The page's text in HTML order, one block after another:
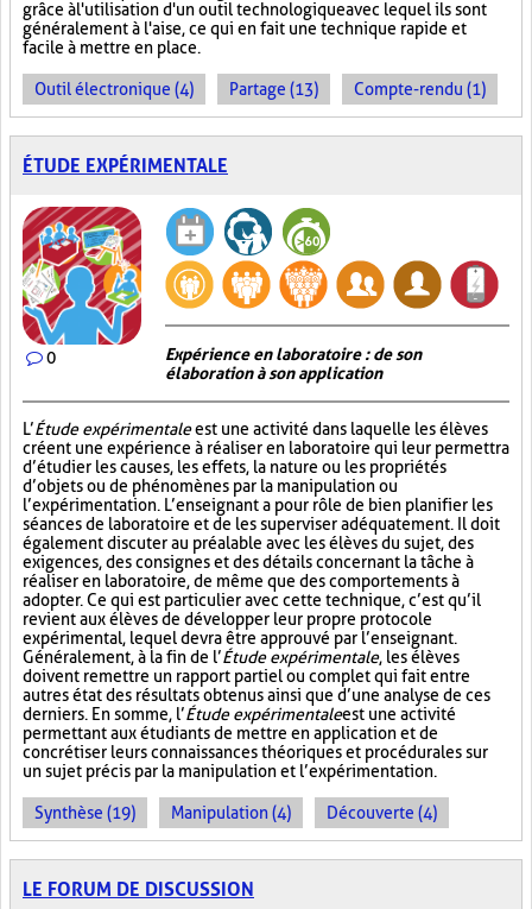
grâce à l'utilisation d'un outil technologique avec lequel ils sont
généralement à l'aise, ce qui en fait une technique rapide et
facile à mettre en place.
Outil électronique (4) Partage (13) Compte-rendu (1)
ÉTUDE EXPÉRIMENTALE
0
Expérience en laboratoire : de son
élaboration à son application
L’Étude expérimentaleest une activité dans laquelle les élèves
créent une expérience à réaliser en laboratoire qui leur permettra
d’étudier les causes, les effets, la nature ou les propriétés
d’objets ou de phénomènes par la manipulation ou
l’expérimentation. L’enseignant a pour rôle de bien planifier les
séances de laboratoire et de les superviser adéquatement. Il doit
également discuter au préalable avec les élèves du sujet, des
exigences, des consignes et des détails concernant la tâche à
réaliser en laboratoire, de même que des comportements à
adopter. Ce qui est particulier avec cette technique, c’est qu’il
revient aux élèves de développer leur propre protocole
expérimental, lequel devra être approuvé par l’enseignant.
Généralement, à la fin de l’Étude expérimentale, les élèves
doivent remettre un rapport partiel ou complet qui fait entre
autres état des résultats obtenus ainsi que d’une analyse de ces
derniers. En somme, l’Étude expérimentaleest une activité
permettant aux étudiants de mettre en application et de
concrétiser leurs connaissances théoriques et procédurales sur
un sujet précis par la manipulation et l’expérimentation.
Synthèse (19) Manipulation (4) Découverte (4)
LE FORUM DE DISCUSSION